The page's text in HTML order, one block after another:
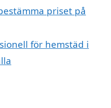
priset på
för hemstäd i